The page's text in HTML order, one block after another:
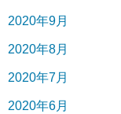
2020年9月
2020年8月
2020年7月
2020年6月